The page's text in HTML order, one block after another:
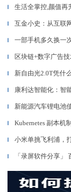
▎ 生活全掌控,颜值再
▎ 互金小史：从互联
▎ 一部手机多久换一
▎ 区块链+数字广告
▎ 新自由光2.0T凭什
▎ 康利达智能化：智
▎ 新能源汽车锂电池
▎ Kubernetes 副本机
▎ 小米单挑飞利浦，
▎ 「录屏软件分享」